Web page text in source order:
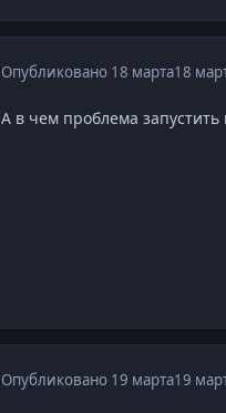
Опубликовано 18 марта18
А в чем проблема
Опубликовано 19 марта19